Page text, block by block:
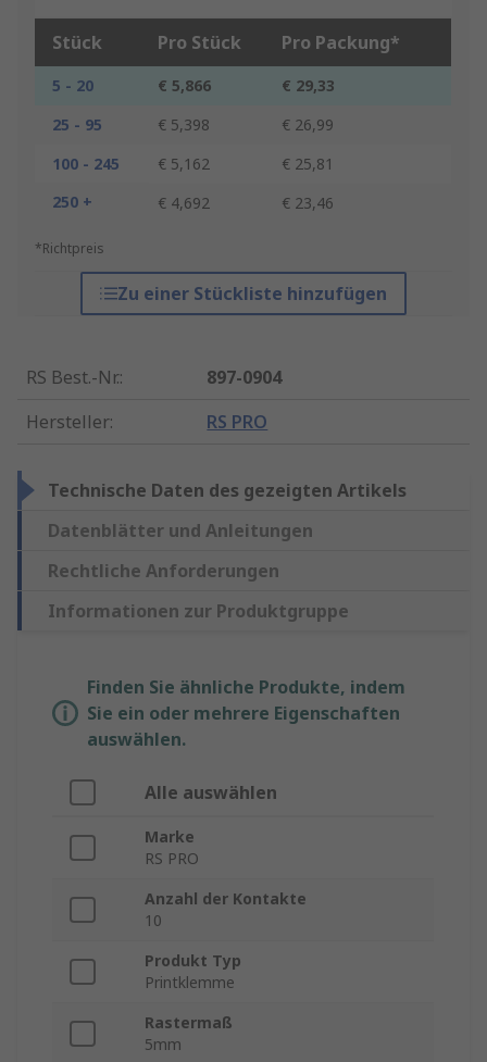
Stück Pro Stück Pro Packung*
5 - 20 € 5,866
€ 29,33
25 - 95
€ 5,398
€ 26,99
100 - 245
€ 5,162
€ 25,81
250 +
€ 4,692 € 23,46
*Richtpreis
Zu einer Stückliste hinzufügen
RS Best.-Nr.:
897-0904
Hersteller: RS PRO
Technische Daten des gezeigten Artikels
Datenblätter und Anleitungen
Rechtliche Anforderungen
Informationen zur Produktgruppe
Finden Sie ähnliche Produkte, indem
Sie ein oder mehrere Eigenschaften
auswählen.
Alle auswählen
Marke
RS PRO
Anzahl der Kontakte
10
Produkt Typ
Printklemme
Rastermaß
5mm